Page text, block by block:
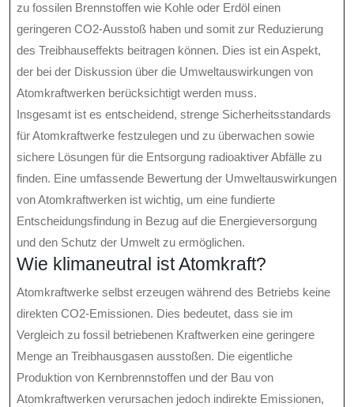
zu fossilen Brennstoffen wie Kohle oder Erdöl einen
geringeren CO2-Ausstoß haben und somit zur Reduzierung
des Treibhauseffekts beitragen können. Dies ist ein Aspekt,
der bei der Diskussion über die Umweltauswirkungen von
Atomkraftwerken berücksichtigt werden muss.
Insgesamt ist es entscheidend, strenge Sicherheitsstandards
für Atomkraftwerke festzulegen und zu überwachen sowie
sichere Lösungen für die Entsorgung radioaktiver Abfälle zu
finden. Eine umfassende Bewertung der Umweltauswirkungen
von Atomkraftwerken ist wichtig, um eine fundierte
Entscheidungsfindung in Bezug auf die Energieversorgung
und den Schutz der Umwelt zu ermöglichen.
Wie klimaneutral ist Atomkraft?
Atomkraftwerke selbst erzeugen während des Betriebs keine
direkten CO2-Emissionen. Dies bedeutet, dass sie im
Vergleich zu fossil betriebenen Kraftwerken eine geringere
Menge an Treibhausgasen ausstoßen. Die eigentliche
Produktion von Kernbrennstoffen und der Bau von
Atomkraftwerken verursachen jedoch indirekte Emissionen,